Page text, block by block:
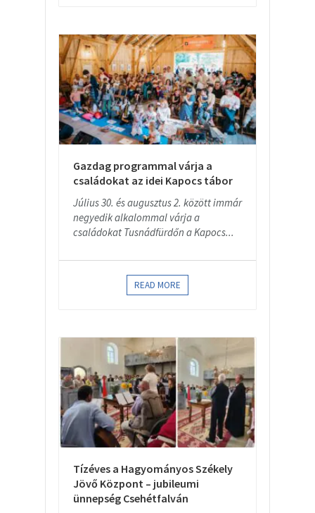
Gazdag programmal várja a
családokat az idei Kapocs tábor
Július 30. és augusztus 2. között immár
negyedik alkalommal várja a
családokat Tusnádfürdőn a Kapocs...
READ MORE
Tízéves a Hagyományos Székely
Jövő Központ – jubileumi
ünnepség Csehétfalván